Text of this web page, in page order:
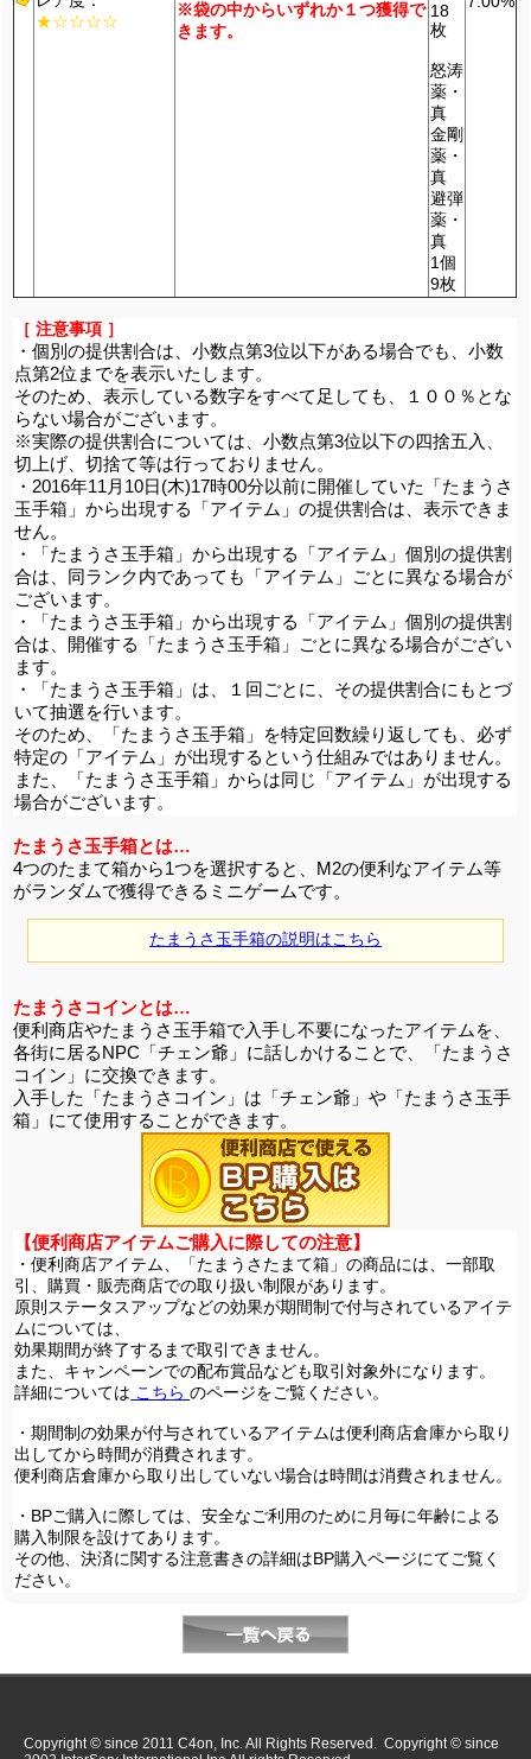
★☆☆☆☆
※袋の中からいずれか１つ獲得で
きます。
18
枚
怒涛
薬・
真
金剛
薬・
真
避弾
薬・
真
1個
9枚
［ 注意事項 ］
・個別の提供割合は、小数点第3位以下がある場合でも、小数
点第2位までを表示いたします。
そのため、表示している数字をすべて足しても、１００％とな
らない場合がございます。
※実際の提供割合については、小数点第3位以下の四捨五入、
切上げ、切捨て等は行っておりません。
・2016年11月10日(木)17時00分以前に開催していた「たまうさ
玉手箱」から出現する「アイテム」の提供割合は、表示できま
せん。
・「たまうさ玉手箱」から出現する「アイテム」個別の提供割
合は、同ランク内であっても「アイテム」ごとに異なる場合が
ございます。
・「たまうさ玉手箱」から出現する「アイテム」個別の提供割
合は、開催する「たまうさ玉手箱」ごとに異なる場合がござい
ます。
・「たまうさ玉手箱」は、１回ごとに、その提供割合にもとづ
いて抽選を行います。
そのため、「たまうさ玉手箱」を特定回数繰り返しても、必ず
特定の「アイテム」が出現するという仕組みではありません。
また、「たまうさ玉手箱」からは同じ「アイテム」が出現する
場合がございます。
たまうさ玉手箱とは…
4つのたまて箱から1つを選択すると、M2の便利なアイテム等
がランダムで獲得できるミニゲームです。
たまうさ玉手箱の説明はこちら
たまうさコインとは…
便利商店やたまうさ玉手箱で入手し不要になったアイテムを、
各街に居るNPC「チェン爺」に話しかけることで、「たまうさ
コイン」に交換できます。
入手した「たまうさコイン」は「チェン爺」や「たまうさ玉手
箱」にて使用することができます。
【便利商店アイテムご購入に際しての注意】
・便利商店アイテム、「たまうさたまて箱」の商品には、一部取
引、購買・販売商店での取り扱い制限があります。
原則ステータスアップなどの効果が期間制で付与されているアイテ
ムについては、
効果期間が終了するまで取引できません。
また、キャンペーンでの配布賞品なども取引対象外になります。
詳細については こちらのページをご覧ください。
・期間制の効果が付与されているアイテムは便利商店倉庫から取り
出してから時間が消費されます。
便利商店倉庫から取り出していない場合は時間は消費されません。
・BPご購入に際しては、安全なご利用のために月毎に年齢による
購入制限を設けてあります。
その他、決済に関する注意書きの詳細はBP購入ページにてご覧く
ださい。
Copyright © since 2011 C4on, Inc. All Rights Reserved. Copyright © since